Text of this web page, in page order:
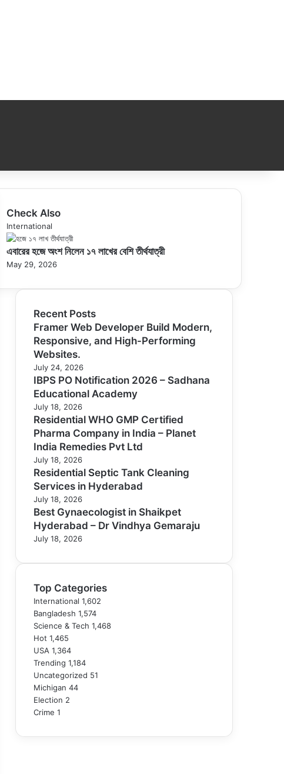
Check Also
Close
International
এবারের হজে অংশ নিলেন ১৭ লাখের বেশি তীর্থযাত্রী
May 29, 2026
Recent Posts
Framer Web Developer Build Modern,
Responsive, and High-Performing
Websites.
July 24, 2026
IBPS PO Notification 2026 – Sadhana
Educational Academy
July 18, 2026
Residential WHO GMP Certified
Pharma Company in India – Planet
India Remedies Pvt Ltd
July 18, 2026
Residential Septic Tank Cleaning
Services in Hyderabad
July 18, 2026
Best Gynaecologist in Shaikpet
Hyderabad – Dr Vindhya Gemaraju
July 18, 2026
Top Categories
International 1,602
Bangladesh 1,574
Science & Tech 1,468
Hot 1,465
USA 1,364
Trending 1,184
Uncategorized 51
Michigan 44
Election 2
Crime 1